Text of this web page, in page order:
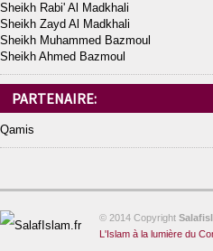
Sheikh Rabi' Al Madkhali
Sheikh Zayd Al Madkhali
Sheikh Muhammed Bazmoul
Sheikh Ahmed Bazmoul
PARTENAIRE:
Qamis
© 2014 Copyright
L'Islam à la lumière du